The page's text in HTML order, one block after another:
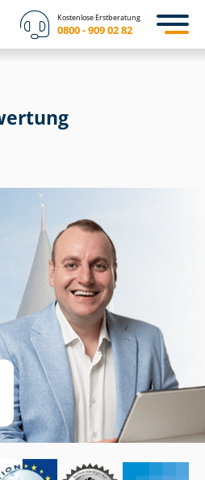
Kostenlose Erstberatung
0800 - 909 02 82